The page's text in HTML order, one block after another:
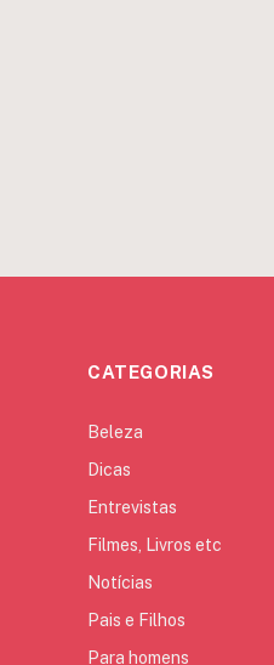
CATEGORIAS
Beleza
Dicas
Entrevistas
Filmes, Livros etc
Notícias
Pais e Filhos
Para homens